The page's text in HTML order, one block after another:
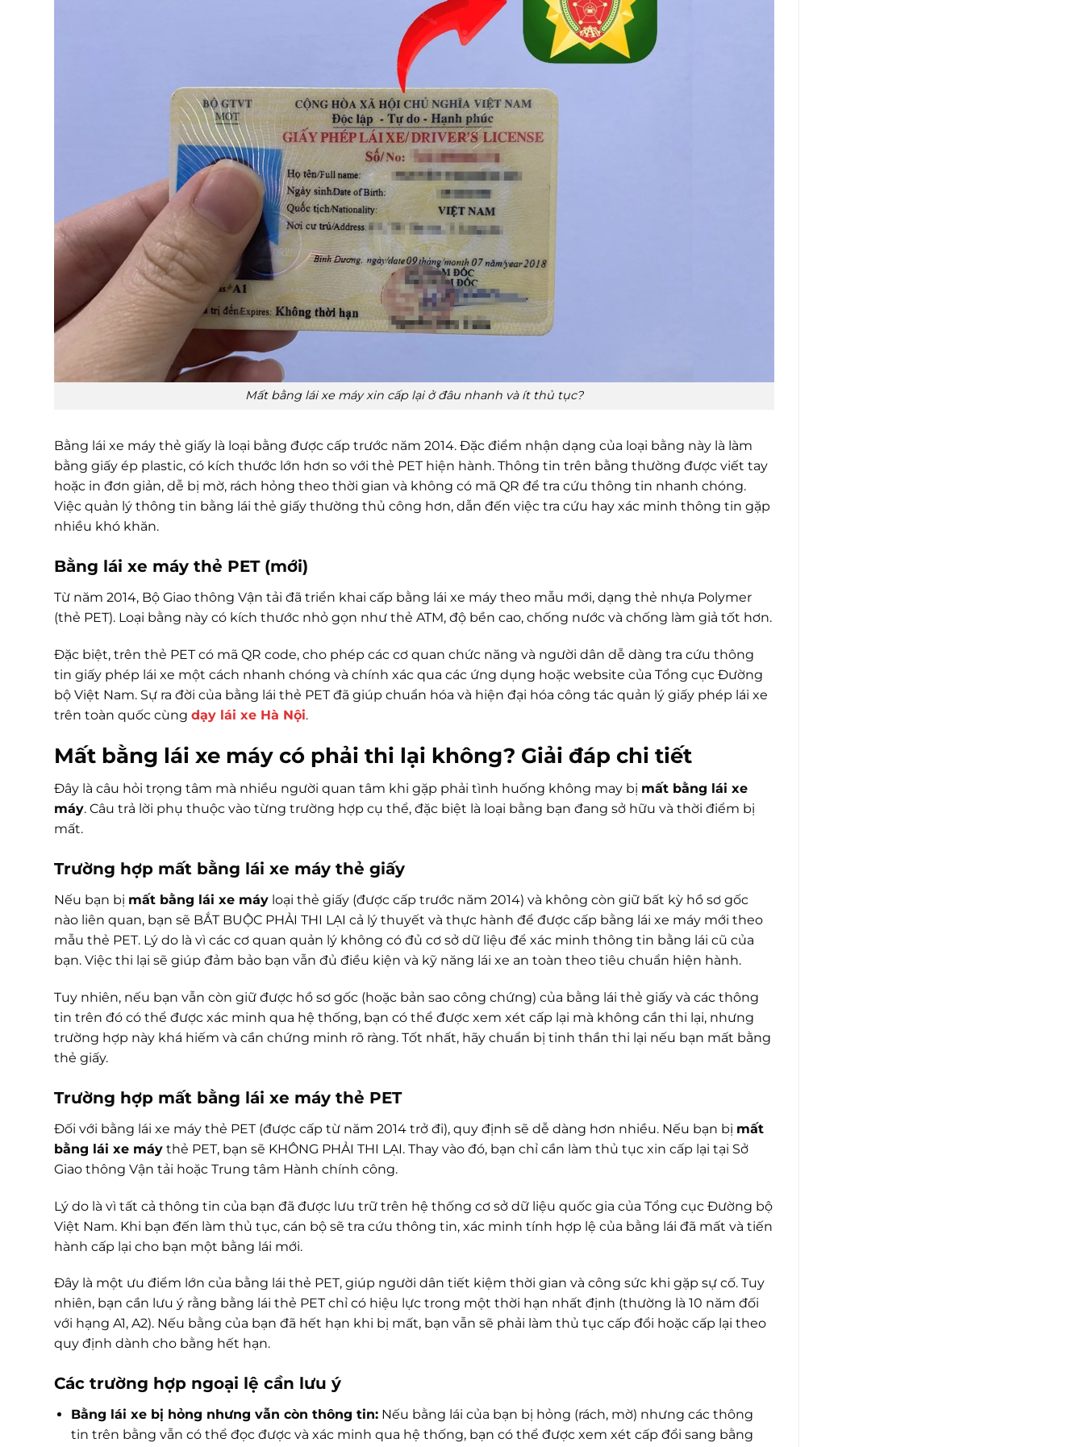
Mất bằng lái xe máy xin cấp lại ở đâu nhanh và ít thủ tục?
Bằng lái xe máy thẻ giấy là loại bằng được cấp trước năm 2014. Đặc điểm nhận dạng của loại bằng này là làm
bằng giấy ép plastic, có kích thước lớn hơn so với thẻ PET hiện hành. Thông tin trên bằng thường được viết tay
hoặc in đơn giản, dễ bị mờ, rách hỏng theo thời gian và không có mã QR để tra cứu thông tin nhanh chóng.
Việc quản lý thông tin bằng lái thẻ giấy thường thủ công hơn, dẫn đến việc tra cứu hay xác minh thông tin gặp
nhiều khó khăn.
Bằng lái xe máy thẻ PET (mới)
Từ năm 2014, Bộ Giao thông Vận tải đã triển khai cấp bằng lái xe máy theo mẫu mới, dạng thẻ nhựa Polymer
(thẻ PET). Loại bằng này có kích thước nhỏ gọn như thẻ ATM, độ bền cao, chống nước và chống làm giả tốt hơn.
Đặc biệt, trên thẻ PET có mã QR code, cho phép các cơ quan chức năng và người dân dễ dàng tra cứu thông
tin giấy phép lái xe một cách nhanh chóng và chính xác qua các ứng dụng hoặc website của Tổng cục Đường
bộ Việt Nam. Sự ra đời của bằng lái thẻ PET đã giúp chuẩn hóa và hiện đại hóa công tác quản lý giấy phép lái xe
trên toàn quốc cùng dạy lái xe Hà Nội.
Mất bằng lái xe máy có phải thi lại không? Giải đáp chi tiết
Đây là câu hỏi trọng tâm mà nhiều người quan tâm khi gặp phải tình huống không may bị mất bằng lái xe
máy. Câu trả lời phụ thuộc vào từng trường hợp cụ thể, đặc biệt là loại bằng bạn đang sở hữu và thời điểm bị
mất.
Trường hợp mất bằng lái xe máy thẻ giấy
Nếu bạn bị mất bằng lái xe máy loại thẻ giấy (được cấp trước năm 2014) và không còn giữ bất kỳ hồ sơ gốc
nào liên quan, bạn sẽ BẮT BUỘC PHẢI THI LẠI cả lý thuyết và thực hành để được cấp bằng lái xe máy mới theo
mẫu thẻ PET. Lý do là vì các cơ quan quản lý không có đủ cơ sở dữ liệu để xác minh thông tin bằng lái cũ của
bạn. Việc thi lại sẽ giúp đảm bảo bạn vẫn đủ điều kiện và kỹ năng lái xe an toàn theo tiêu chuẩn hiện hành.
Tuy nhiên, nếu bạn vẫn còn giữ được hồ sơ gốc (hoặc bản sao công chứng) của bằng lái thẻ giấy và các thông
tin trên đó có thể được xác minh qua hệ thống, bạn có thể được xem xét cấp lại mà không cần thi lại, nhưng
trường hợp này khá hiếm và cần chứng minh rõ ràng. Tốt nhất, hãy chuẩn bị tinh thần thi lại nếu bạn mất bằng
thẻ giấy.
Trường hợp mất bằng lái xe máy thẻ PET
Đối với bằng lái xe máy thẻ PET (được cấp từ năm 2014 trở đi), quy định sẽ dễ dàng hơn nhiều. Nếu bạn bị mất
bằng lái xe máy thẻ PET, bạn sẽ KHÔNG PHẢI THI LẠI. Thay vào đó, bạn chỉ cần làm thủ tục xin cấp lại tại Sở
Giao thông Vận tải hoặc Trung tâm Hành chính công.
Lý do là vì tất cả thông tin của bạn đã được lưu trữ trên hệ thống cơ sở dữ liệu quốc gia của Tổng cục Đường bộ
Việt Nam. Khi bạn đến làm thủ tục, cán bộ sẽ tra cứu thông tin, xác minh tính hợp lệ của bằng lái đã mất và tiến
hành cấp lại cho bạn một bằng lái mới.
Đây là một ưu điểm lớn của bằng lái thẻ PET, giúp người dân tiết kiệm thời gian và công sức khi gặp sự cố. Tuy
nhiên, bạn cần lưu ý rằng bằng lái thẻ PET chỉ có hiệu lực trong một thời hạn nhất định (thường là 10 năm đối
với hạng A1, A2). Nếu bằng của bạn đã hết hạn khi bị mất, bạn vẫn sẽ phải làm thủ tục cấp đổi hoặc cấp lại theo
quy định dành cho bằng hết hạn.
Các trường hợp ngoại lệ cần lưu ý
Bằng lái xe bị hỏng nhưng vẫn còn thông tin:Nếu bằng lái của bạn bị hỏng (rách, mờ) nhưng các thông
tin trên bằng vẫn có thể đọc được và xác minh qua hệ thống, bạn có thể được xem xét cấp đổi sang bằng